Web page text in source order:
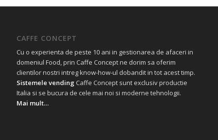
CAFFE CONCEPT
Cu o experienta de peste 10 ani in gestionarea de afaceri in
domeniul Food, prin Caffe Concept ne dorim sa oferim
clientilor nostri intreg know-how-ul dobandit in tot acest timp.
Sistemele vending Caffe Concept sunt exclusiv productie
Italia si se bucura de cele mai noi si moderne tehnologii.
Mai mult…